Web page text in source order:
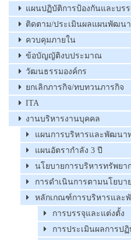
แผนปฏิบัติการป้องกันและบร
ติดตาม/ประเมินผลแผนพัฒนา
ควบคุมภายใน
ข้อบัญญัติงบประมาณ
วัฒนธรรมองค์กร
ยกเลิกภารกิจ/ทบทวนภารกิจ
ITA
งานบริหารงานบุคคล
แผนการบริหารและพัฒนา
แผนอัตรากำลัง 3 ปี
นโยบายการบริหารทรัพยา
การดำเนินการตามนโยบ
หลักเกณฑ์การบริหารและ
การบรรจุและแต่งตั้ง
การประเมินผลการป